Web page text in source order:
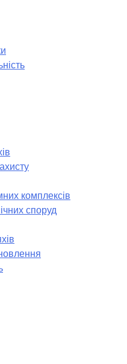
комплексів
споруд